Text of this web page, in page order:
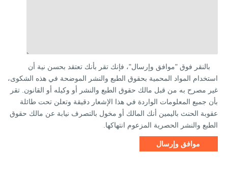
بالنقر فوق "موافق وإرسال"، فإنك تقر بأنك تعتقد بحسن نية أن
استخدام المواد المحمية بحقوق الطبع والنشر الموضحة في هذه الشكوى،
غير مصرح به من قبل مالك حقوق الطبع والنشر أو وكيله أو القانون. تقر
بأن جميع المعلومات الواردة في هذا الإشعار دقيقة وتعلن تحت طائلة
عقوبة الحنث باليمين أنك المالك أو مخول بالتصرف نيابة عن مالك حقوق
الطبع والنشر الحصرية المزعوم انتهاكها.
موافق وإرسال